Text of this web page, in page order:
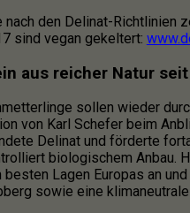
nach den Delinat-Richtlinien
sind vegan gekeltert:
aus reicher Natur
sollen wieder
von Karl Schefer beim
Delinat und förderte
biologischem Anbau.
besten Lagen Europas an
sowie eine